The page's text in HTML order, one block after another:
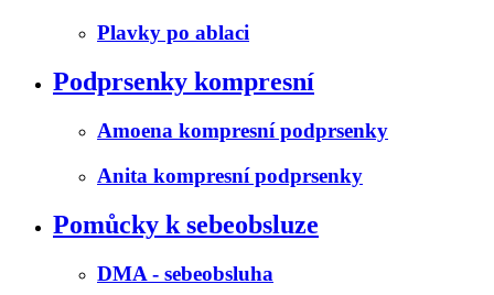
Plavky po ablaci
Podprsenky kompresní
Amoena kompresní podprsenky
Anita kompresní podprsenky
Pomůcky k sebeobsluze
DMA - sebeobsluha